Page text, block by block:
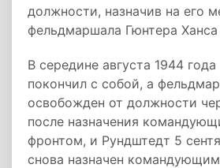
должности, назначив на его
фельдмаршала Гюнтера
В середине августа 1944
покончил с собой, а
освобожден от должности
после назначения
фронтом, и Рундштедт 5
снова назначен